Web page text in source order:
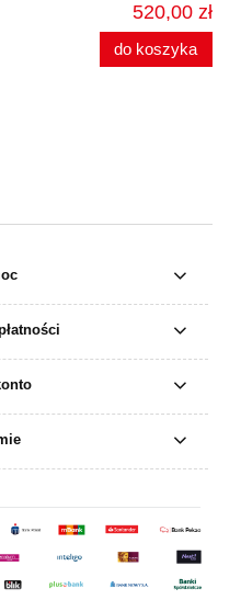
520,00 zł
do koszyka